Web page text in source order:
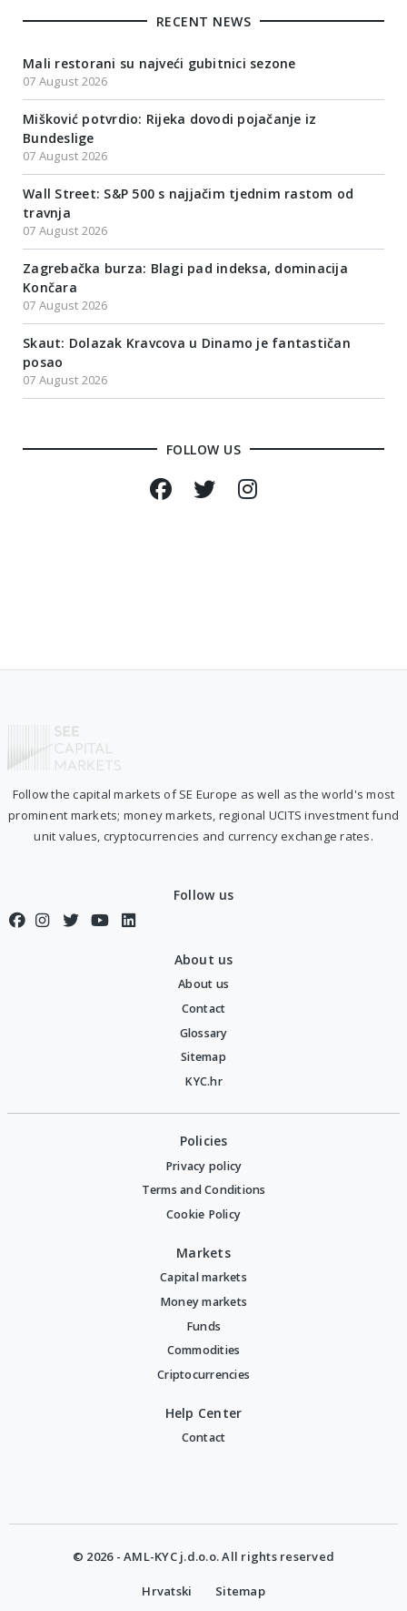
RECENT NEWS
Mali restorani su najveći gubitnici sezone
07 August 2026
Mišković potvrdio: Rijeka dovodi pojačanje iz
Bundeslige
07 August 2026
Wall Street: S&P 500 s najjačim tjednim rastom od
travnja
07 August 2026
Zagrebačka burza: Blagi pad indeksa, dominacija
Končara
07 August 2026
Skaut: Dolazak Kravcova u Dinamo je fantastičan
posao
07 August 2026
FOLLOW US
Follow the capital markets of SE Europe as well as the world's most
prominent markets; money markets, regional UCITS investment fund
unit values, cryptocurrencies and currency exchange rates.
Follow us
About us
About us
Contact
Glossary
Sitemap
KYC.hr
Policies
Privacy policy
Terms and Conditions
Cookie Policy
Markets
Capital markets
Money markets
Funds
Commodities
Criptocurrencies
Help Center
Contact
© 2026 - AML-KYC j.d.o.o. All rights reserved
Hrvatski Sitemap